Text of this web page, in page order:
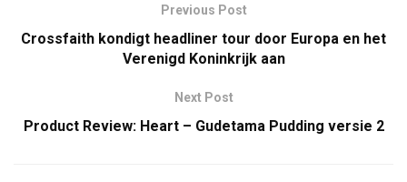
Previous Post
Crossfaith kondigt headliner tour door Europa en het
Verenigd Koninkrijk aan
Next Post
Product Review: Heart – Gudetama Pudding versie 2